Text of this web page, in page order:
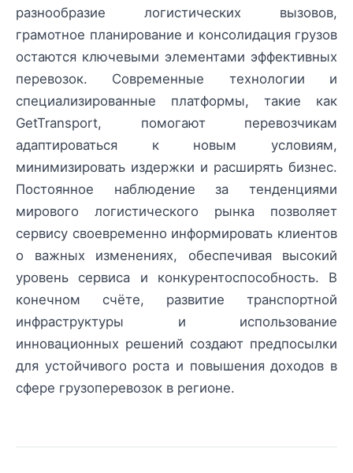
разнообразие логистических вызовов,
грамотное планирование и консолидация грузов
остаются ключевыми элементами эффективных
перевозок. Современные технологии и
специализированные платформы, такие как
GetTransport, помогают перевозчикам
адаптироваться к новым условиям,
минимизировать издержки и расширять бизнес.
Постоянное наблюдение за тенденциями
мирового логистического рынка позволяет
сервису своевременно информировать клиентов
о важных изменениях, обеспечивая высокий
уровень сервиса и конкурентоспособность. В
конечном счёте, развитие транспортной
инфраструктуры и использование
инновационных решений создают предпосылки
для устойчивого роста и повышения доходов в
сфере грузоперевозок в регионе.